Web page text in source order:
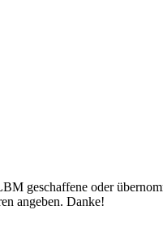
geschaffene oder
angeben. Danke!